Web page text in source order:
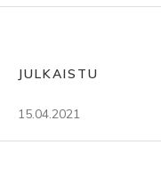
JULKAISTU
15.04.2021